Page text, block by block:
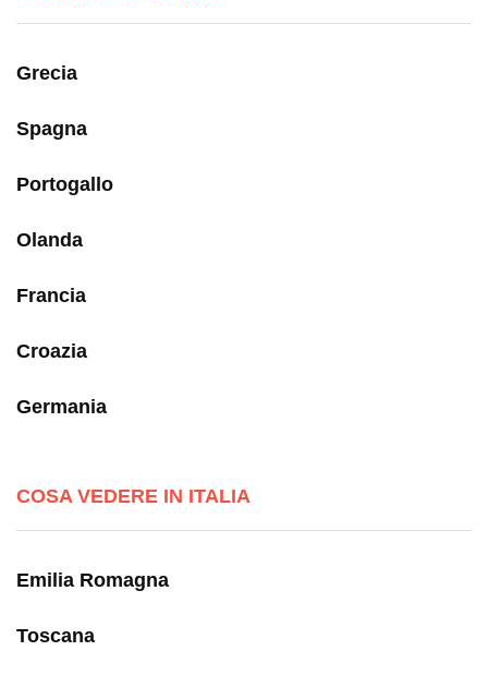
Grecia
Spagna
Portogallo
Olanda
Francia
Croazia
Germania
COSA VEDERE IN ITALIA
Emilia Romagna
Toscana